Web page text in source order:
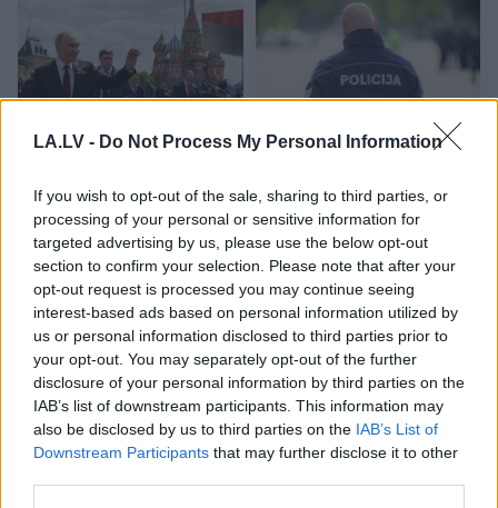
LA.LV - Do Not Process My Personal Information
If you wish to opt-out of the sale, sharing to third parties, or
processing of your personal or sensitive information for
targeted advertising by us, please use the below opt-out
section to confirm your selection. Please note that after your
opt-out request is processed you may continue seeing
interest-based ads based on personal information utilized by
us or personal information disclosed to third parties prior to
your opt-out. You may separately opt-out of the further
disclosure of your personal information by third parties on the
IAB’s list of downstream participants. This information may
also be disclosed by us to third parties on the IAB’s List of
Downstream Participants that may further disclose it to other
mums ciemos!” Putina
vizītes laikā Sibīrijā
noticis īsts “brīnums”
lietā jauns pavērsiens:
apcietinātā policista
aizstāvis vērsies tiesā